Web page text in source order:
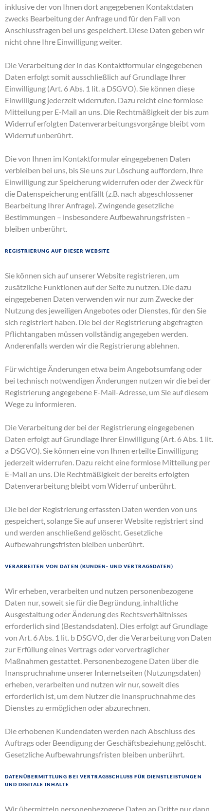
inklusive der von Ihnen dort angegebenen Kontaktdaten
zwecks Bearbeitung der Anfrage und für den Fall von
Anschlussfragen bei uns gespeichert. Diese Daten geben wir
nicht ohne Ihre Einwilligung weiter.
Die Verarbeitung der in das Kontaktformular eingegebenen
Daten erfolgt somit ausschließlich auf Grundlage Ihrer
Einwilligung (Art. 6 Abs. 1 lit. a DSGVO). Sie können diese
Einwilligung jederzeit widerrufen. Dazu reicht eine formlose
Mitteilung per E-Mail an uns. Die Rechtmäßigkeit der bis zum
Widerruf erfolgten Datenverarbeitungsvorgänge bleibt vom
Widerruf unberührt.
Die von Ihnen im Kontaktformular eingegebenen Daten
verbleiben bei uns, bis Sie uns zur Löschung auffordern, Ihre
Einwilligung zur Speicherung widerrufen oder der Zweck für
die Datenspeicherung entfällt (z.B. nach abgeschlossener
Bearbeitung Ihrer Anfrage). Zwingende gesetzliche
Bestimmungen – insbesondere Aufbewahrungsfristen –
bleiben unberührt.
Registrierung auf dieser Website
Sie können sich auf unserer Website registrieren, um
zusätzliche Funktionen auf der Seite zu nutzen. Die dazu
eingegebenen Daten verwenden wir nur zum Zwecke der
Nutzung des jeweiligen Angebotes oder Dienstes, für den Sie
sich registriert haben. Die bei der Registrierung abgefragten
Pflichtangaben müssen vollständig angegeben werden.
Anderenfalls werden wir die Registrierung ablehnen.
Für wichtige Änderungen etwa beim Angebotsumfang oder
bei technisch notwendigen Änderungen nutzen wir die bei der
Registrierung angegebene E-Mail-Adresse, um Sie auf diesem
Wege zu informieren.
Die Verarbeitung der bei der Registrierung eingegebenen
Daten erfolgt auf Grundlage Ihrer Einwilligung (Art. 6 Abs. 1 lit.
a DSGVO). Sie können eine von Ihnen erteilte Einwilligung
jederzeit widerrufen. Dazu reicht eine formlose Mitteilung per
E-Mail an uns. Die Rechtmäßigkeit der bereits erfolgten
Datenverarbeitung bleibt vom Widerruf unberührt.
Die bei der Registrierung erfassten Daten werden von uns
gespeichert, solange Sie auf unserer Website registriert sind
und werden anschließend gelöscht. Gesetzliche
Aufbewahrungsfristen bleiben unberührt.
Verarbeiten von Daten (Kunden- und Vertragsdaten)
Wir erheben, verarbeiten und nutzen personenbezogene
Daten nur, soweit sie für die Begründung, inhaltliche
Ausgestaltung oder Änderung des Rechtsverhältnisses
erforderlich sind (Bestandsdaten). Dies erfolgt auf Grundlage
von Art. 6 Abs. 1 lit. b DSGVO, der die Verarbeitung von Daten
zur Erfüllung eines Vertrags oder vorvertraglicher
Maßnahmen gestattet. Personenbezogene Daten über die
Inanspruchnahme unserer Internetseiten (Nutzungsdaten)
erheben, verarbeiten und nutzen wir nur, soweit dies
erforderlich ist, um dem Nutzer die Inanspruchnahme des
Dienstes zu ermöglichen oder abzurechnen.
Die erhobenen Kundendaten werden nach Abschluss des
Auftrags oder Beendigung der Geschäftsbeziehung gelöscht.
Gesetzliche Aufbewahrungsfristen bleiben unberührt.
Datenübermittlung bei Vertragsschluss für Dienstleistungen
und digitale Inhalte
Wir übermitteln personenbezogene Daten an Dritte nur dann,